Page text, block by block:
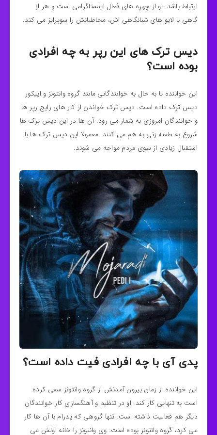
ارتباط باشد. او از چهره های فعال اینستاگرامی است و هر از
گاهی با لایو های شبانگاهی اش، مخاطبانش را سوپرایز می کند.
دیس ترک های این رپر به چه افرادی
بوده است؟
این خواننده تا به حال به خوانندگانی مانند گروه وانتونز و اپیکور
دیس ترک داده است. دیس ترک خواندن از کار های رایج رپر ها
و خوانندگان امروزی به شمار می رود. آن ها در این دیس ترک ها
شروع به طعنه زنی به هم می کنند. معمولا این دیس ترک ها با
استقبال زیادی از سوی مردم مواجه می شوند.
پدی آی با چه افرادی فیت داده است؟
این خواننده از زمان بیرون آمدنش از گروه وانتونز سعی کرده
است به تنهایی کار کند. او در تنظیم و آهنگسازی کار خوانندگان
دیگر هم فعالیت داشته است. تنها گروهی که پدرام با آن ها کار
می کرد، گروه وانتونز بوده است. وی وانتونز را خانه اولش می